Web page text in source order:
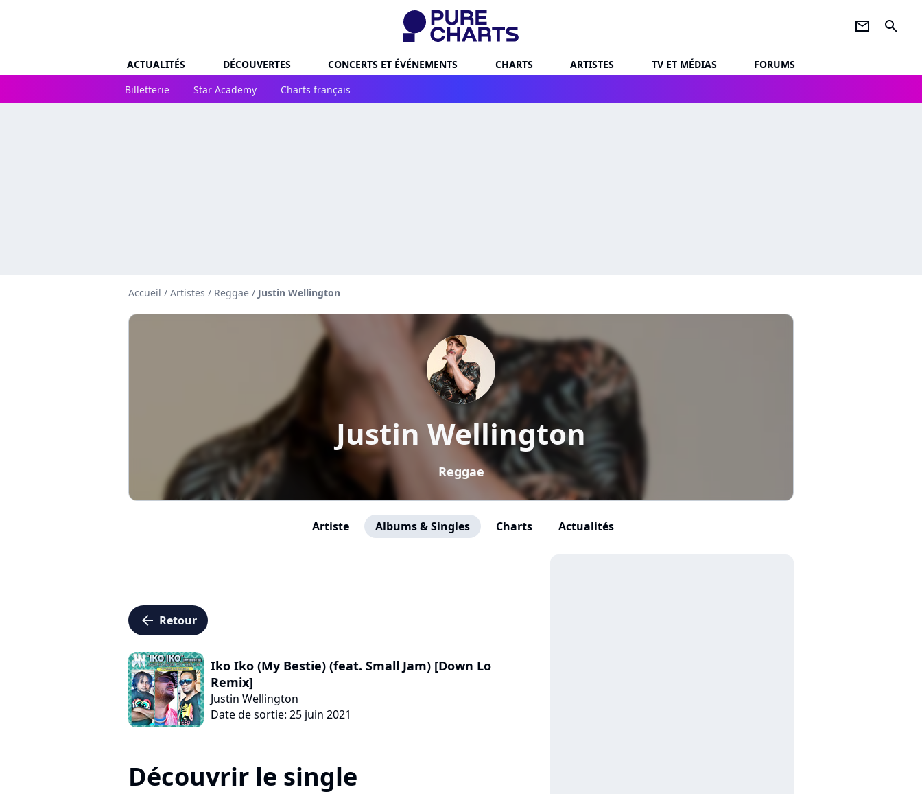
newsletter search
ACTUALITÉS DÉCOUVERTES CONCERTS ET ÉVÉNEMENTS CHARTS ARTISTES TV ET MÉDIAS
FORUMS
Billetterie
Star Academy Charts français
Accueil / Artistes / Reggae / Justin Wellington
Justin Wellington
Reggae
Artiste Albums & Singles Charts Actualités
arrow_left Retour
Iko Iko (My Bestie) (feat. Small Jam) [Down Lo
Remix]
Justin Wellington
Date de sortie: 25 juin 2021
Découvrir le single